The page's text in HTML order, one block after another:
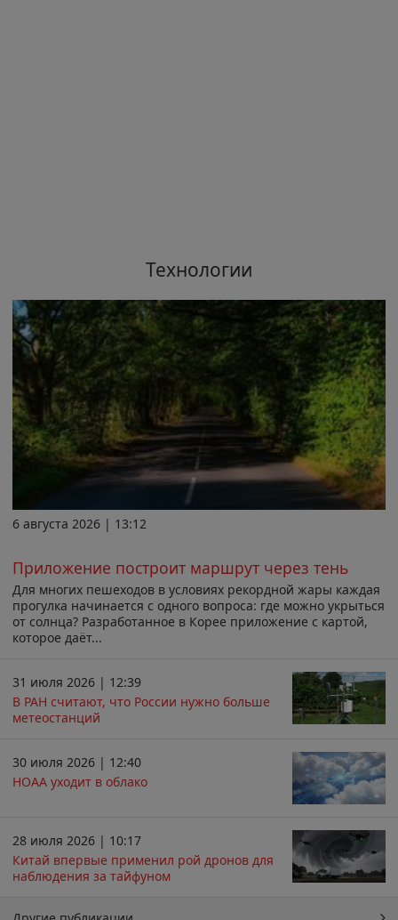
Технологии
6 августа 2026 | 13:12
Приложение построит маршрут через тень
Для многих пешеходов в условиях рекордной жары каждая
прогулка начинается с одного вопроса: где можно укрыться
от солнца? Разработанное в Корее приложение с картой,
которое даёт...
31 июля 2026 | 12:39
В РАН считают, что России нужно больше
метеостанций
30 июля 2026 | 12:40
НОАА уходит в облако
28 июля 2026 | 10:17
Китай впервые применил рой дронов для
наблюдения за тайфуном